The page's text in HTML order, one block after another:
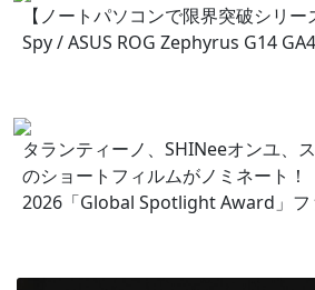
【ノートパソコンで限界突破シリ
Spy / ASUS ROG Zephyrus G14
タランティーノ、SHINeeオンユ、
のショートフィルムがノミネート
2026「Global Spotlight Award」フ